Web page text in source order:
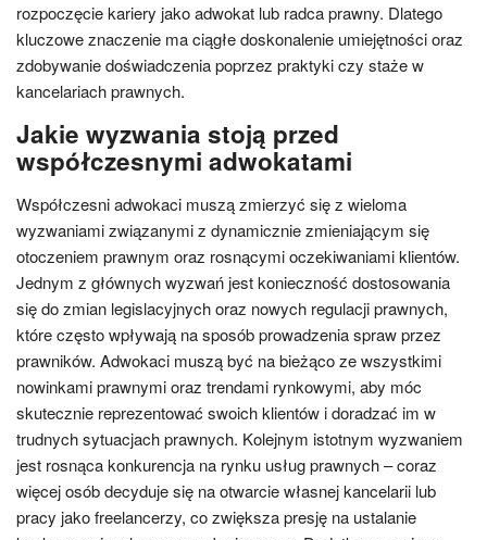
rozpoczęcie kariery jako adwokat lub radca prawny. Dlatego
kluczowe znaczenie ma ciągłe doskonalenie umiejętności oraz
zdobywanie doświadczenia poprzez praktyki czy staże w
kancelariach prawnych.
Jakie wyzwania stoją przed
współczesnymi adwokatami
Współczesni adwokaci muszą zmierzyć się z wieloma
wyzwaniami związanymi z dynamicznie zmieniającym się
otoczeniem prawnym oraz rosnącymi oczekiwaniami klientów.
Jednym z głównych wyzwań jest konieczność dostosowania
się do zmian legislacyjnych oraz nowych regulacji prawnych,
które często wpływają na sposób prowadzenia spraw przez
prawników. Adwokaci muszą być na bieżąco ze wszystkimi
nowinkami prawnymi oraz trendami rynkowymi, aby móc
skutecznie reprezentować swoich klientów i doradzać im w
trudnych sytuacjach prawnych. Kolejnym istotnym wyzwaniem
jest rosnąca konkurencja na rynku usług prawnych – coraz
więcej osób decyduje się na otwarcie własnej kancelarii lub
pracy jako freelancerzy, co zwiększa presję na ustalanie